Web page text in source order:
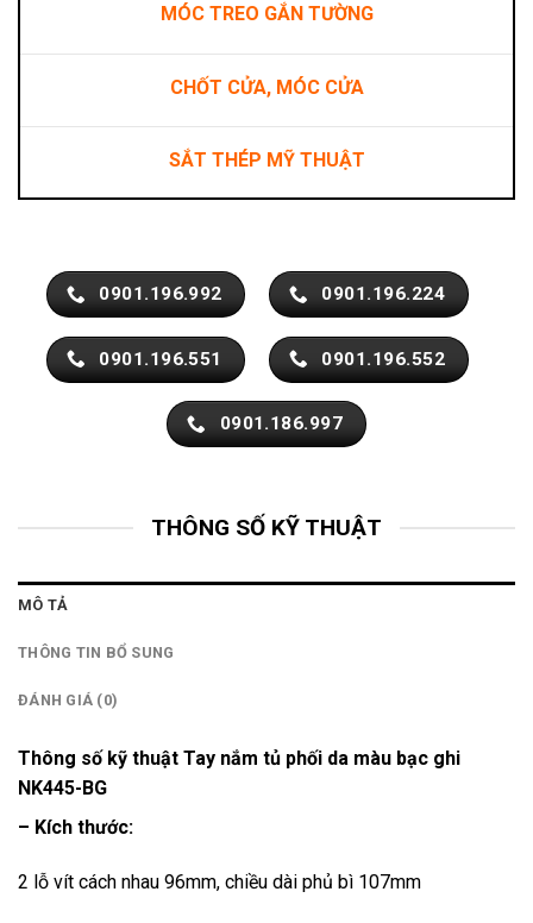
MÓC TREO GẮN TƯỜNG
CHỐT CỬA, MÓC CỬA
SẮT THÉP MỸ THUẬT
0901.196.992 0901.196.224
0901.196.551 0901.196.552
0901.186.997
THÔNG SỐ KỸ THUẬT
MÔ TẢ
THÔNG TIN BỔ SUNG
ĐÁNH GIÁ (0)
Thông số kỹ thuật Tay nắm tủ phối da màu bạc ghi
NK445-BG
– Kích thước:
2 lỗ vít cách nhau 96mm, chiều dài phủ bì 107mm